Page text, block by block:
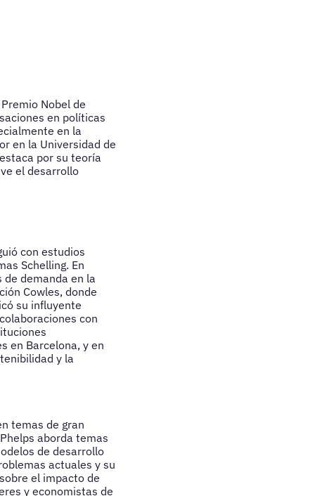
Nobel de
en políticas
en la
en la Universidad de
por su teoría
el desarrollo
con estudios
Schelling. En
demanda en la
Cowles, donde
su influyente
con
en Barcelona, y en
y la
temas de gran
aborda temas
de desarrollo
actuales y su
el impacto de
y economistas de